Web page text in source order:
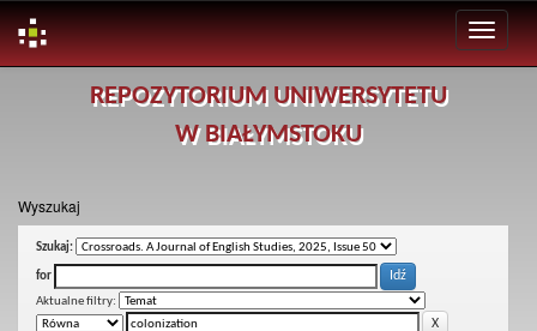
REPOZYTORIUM UNIWERSYTETU
W BIAŁYMSTOKU
Wyszukaj
Szukaj:
for
Aktualne filtry: